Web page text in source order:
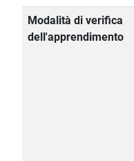
Modalità di verifica
dell'apprendimento